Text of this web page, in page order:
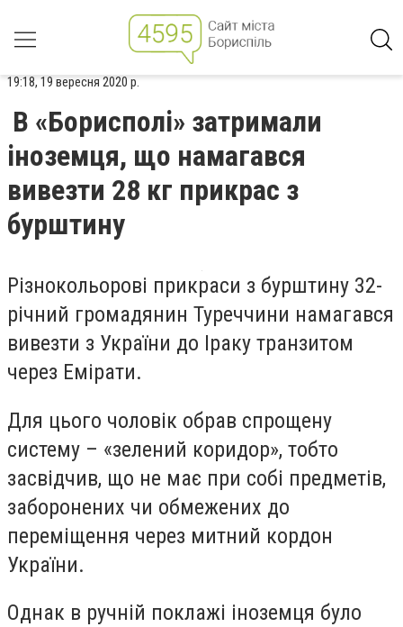
19:18, 19 вересня 2020 р.
В «Борисполі» затримали
іноземця, що намагався
вивезти 28 кг прикрас з
бурштину
Різнокольорові прикраси з бурштину 32-
річний громадянин Туреччини намагався
вивезти з України до Іраку транзитом
через Емірати.
Для цього чоловік обрав спрощену
систему – «зелений коридор», тобто
засвідчив, що не має при собі предметів,
заборонених чи обмежених до
переміщення через митний кордон
України.
Однак в ручній поклажі іноземця було